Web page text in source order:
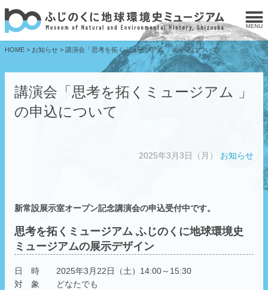
HOME > お知らせ > 講演会「思考を拓くミュージアム 」の申込について
講演会「思考を拓くミュージアム 」
の申込について
2025年3月3日（月） お知らせ
新常設展示室オープン記念講演会の申込受付中です。
思考を拓くミュージアム ふじのくに地球環境史
ミュージアムの展示デザイン
日 時 2025年3月22日（土）14:00～15:30
対 象 どなたでも